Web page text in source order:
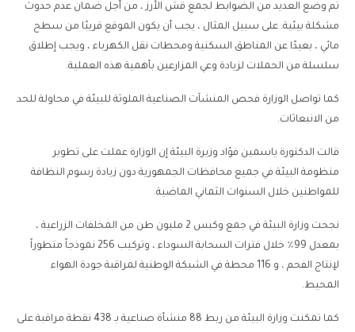
تم وضع العديد من الضوابط لجمع قش الأرز ، من أجل ضمان عدم حدوث
مشكلة بيئية. على سبيل المثال ، يجب أن يكون الموقع قريبًا من سطح
مائي ، بعيدًا عن المناطق السكنية ومحطات نقل الكهرباء ، ويجب إطلاق
سلسلة من الحملات لزيادة وعي المزارعين بأهمية هذه العملية.
كما تواصل الوزارة فحص المنشآت الصناعية الملوثة للبيئة في محاولة للحد
من الانبعاثات.
قالت الدكتورة ياسمين فؤاد وزيرة البيئة إن الوزارة عملت على تطوير
منظومة البيئة في جميع محافظات الجمهورية دون زيادة رسوم النظافة
للمواطنين خلال السنوات الثماني الماضية.
نجحت وزارة البيئة في جمع وكبس 2 مليون طن من المخلفات الزراعية ،
بمعدل 99٪ خلال فترات السحابة السوداء ، وتركيب 256 نموذجاً متطوراً
لإنتاج الفحم ، و 116 محطة في الشبكة الوطنية لمراقبة جودة الهواء
المحيط.
كما تمكنت وزارة البيئة من ربط 88 منشأة صناعية بـ 438 نقطة مراقبة على